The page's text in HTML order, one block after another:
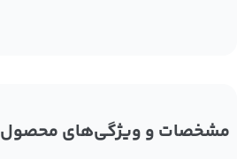
مشخصات و ویژگی‌های محصول